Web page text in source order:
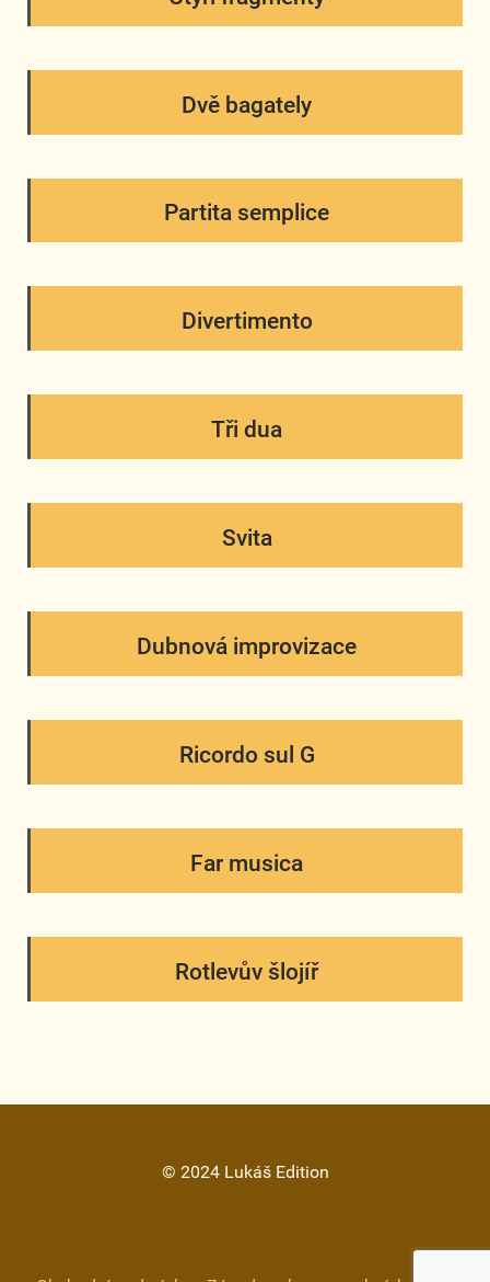
Dvě bagately
Partita semplice
Divertimento
Tři dua
Svita
Dubnová improvizace
Ricordo sul G
Far musica
Rotlevův šlojíř
© 2024 Lukáš Edition